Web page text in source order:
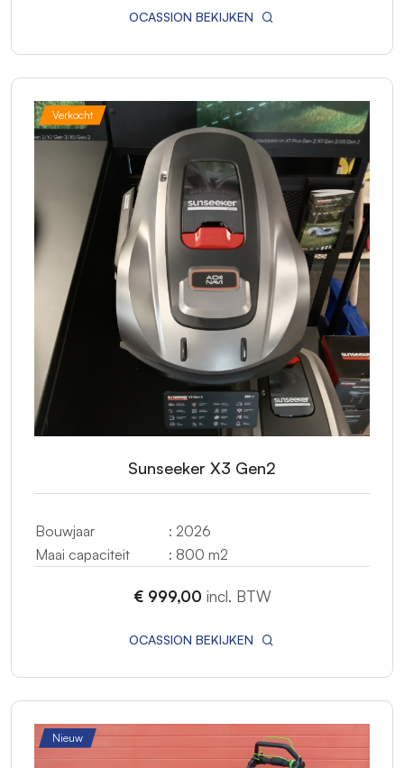
OCASSION BEKIJKEN
Verkocht
Sunseeker X3 Gen2
Bouwjaar
: 2026
Maai capaciteit
: 800 m2
€ 999,00 incl. BTW
OCASSION BEKIJKEN
Nieuw